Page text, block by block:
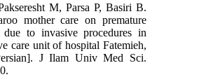
2. Cheraghi F, Pakseresht M, Parsa P,
Effect of kangaroo mother care on
newborns' pain due to invasive
neonatal intensive care unit of hospital
Hamadan [in Persian]. J Ilam Univ